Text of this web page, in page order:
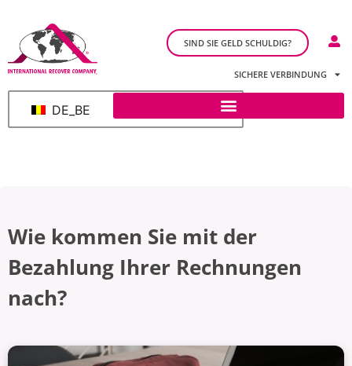
DE_BE
SIND SIE GELD SCHULDIG?
SICHERE VERBINDUNG
Wie kommen Sie mit der
Bezahlung Ihrer Rechnungen
nach?